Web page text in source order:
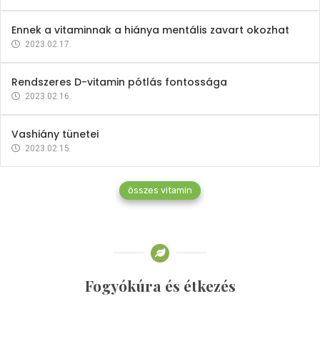
Ennek a vitaminnak a hiánya mentális zavart okozhat
2023.02.17.
Rendszeres D-vitamin pótlás fontossága
2023.02.16.
Vashiány tünetei
2023.02.15.
összes vitamin
Fogyókúra és étkezés